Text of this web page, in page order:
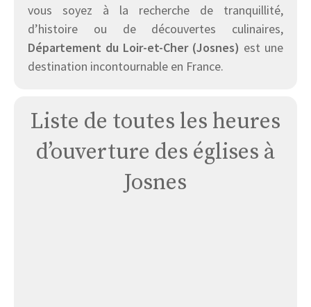
vous soyez à la recherche de tranquillité,
d’histoire ou de découvertes culinaires,
Département du Loir-et-Cher (Josnes) est une
destination incontournable en France.
Liste de toutes les heures
d’ouverture des églises à
Josnes